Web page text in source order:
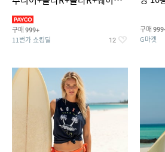
구매 999+
11번가 쇼킹딜 12
구매
G마켓